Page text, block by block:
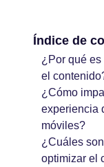
Índice de
¿Por qué
el
¿Cómo
experiencia
móviles?
¿Cuáles
optimizar el